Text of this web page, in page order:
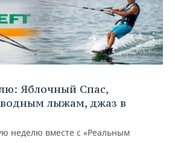
Яблочный Спас,
лыжам, джаз в
неделю вместе с «Реальным